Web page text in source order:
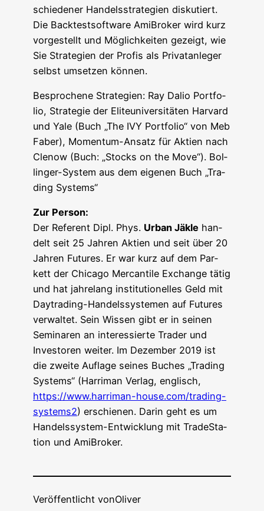
schie­de­ner Han­dels­stra­te­gien dis­ku­tiert.
Die Back­test­soft­ware Ami­Bro­ker wird kurz
vor­ge­stellt und Mög­lich­kei­ten gezeigt, wie
Sie Stra­te­gien der Pro­fis als Pri­vat­an­le­ger
selbst umset­zen können.
Bespro­che­ne Stra­te­gien: Ray Dalio Port­fo­
lio, Stra­te­gie der Eli­te­uni­ver­si­tä­ten Har­vard
und Yale (Buch „The IVY Port­fo­lio“ von Meb
Faber), Momen­tum-Ansatz für Akti­en nach
Cle­now (Buch: „Stocks on the Move“). Bol­
lin­ger-Sys­tem aus dem eige­nen Buch „Tra­
ding Systems“
Zur Per­son:
Der Refe­rent Dipl. Phys. Urban Jäk­le han­
delt seit 25 Jah­ren Akti­en und seit über 20
Jah­ren Futures. Er war kurz auf dem Par­
kett der Chi­ca­go Mer­can­ti­le Exch­an­ge tätig
und hat jah­re­lang insti­tu­tio­nel­les Geld mit
Day­tra­ding-Han­dels­sys­te­men auf Futures
ver­wal­tet. Sein Wis­sen gibt er in sei­nen
Semi­na­ren an inter­es­sier­te Trader und
Inves­to­ren wei­ter. Im Dezem­ber 2019 ist
die zwei­te Auf­la­ge sei­nes Buches „Tra­ding
Sys­tems“ (Harri­man Ver­lag, eng­lisch,
https://www.harriman-house.com/trading-
systems2) erschie­nen. Dar­in geht es um
Han­dels­sys­tem-Ent­wick­lung mit Trade­Sta­
ti­on und AmiBroker.
Veröffentlicht vonOliver